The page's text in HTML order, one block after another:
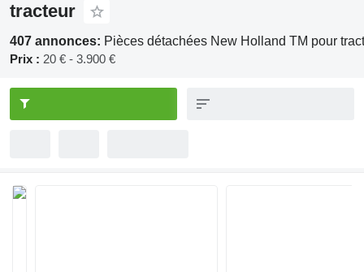
tracteur
407 annonces: Pièces détachées New Holland TM pour
Prix : 20 € - 3.900 €